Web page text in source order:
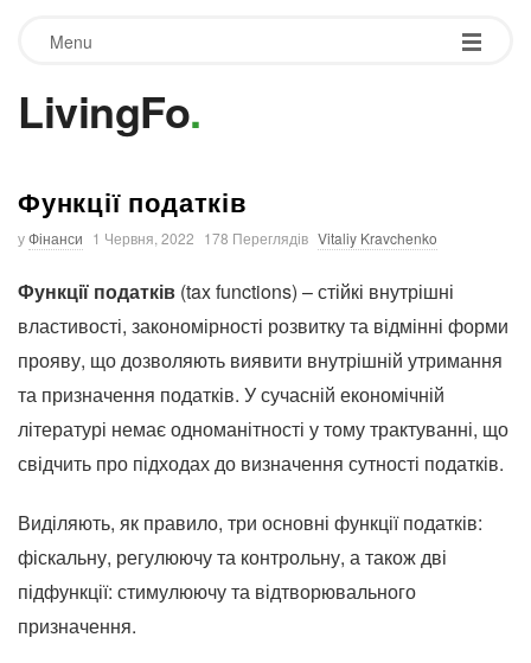
Menu
LivingFo.
Функції податків
уФінанси 1 Червня, 2022 178 Переглядів Vitaliy Kravchenko
Функції податків (tax functions) – стійкі внутрішні
властивості, закономірності розвитку та відмінні форми
прояву, що дозволяють виявити внутрішній утримання
та призначення податків. У сучасній економічній
літературі немає одноманітності у тому трактуванні, що
свідчить про підходах до визначення сутності податків.
Виділяють, як правило, три основні функції податків:
фіскальну, регулюючу та контрольну, а також дві
підфункції: стимулюючу та відтворювального
призначення.